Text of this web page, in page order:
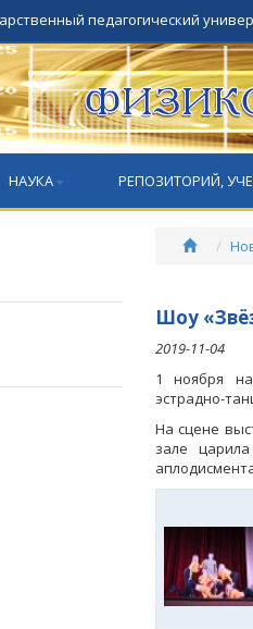
педагогический
НАУКА РЕПОЗИТОРИЙ,
Шоу
2019-11-04
1 ноября
эстрадно-
На сцене
зале